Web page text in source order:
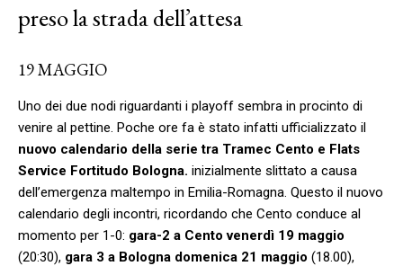
preso la strada dell’attesa
19 MAGGIO
Uno dei due nodi riguardanti i playoff sembra in procinto di
venire al pettine. Poche ore fa è stato infatti ufficializzato il
nuovo calendario della serie tra Tramec Cento e Flats
Service Fortitudo Bologna. inizialmente slittato a causa
dell’emergenza maltempo in Emilia-Romagna. Questo il nuovo
calendario degli incontri, ricordando che Cento conduce al
momento per 1-0: gara-2 a Cento venerdì 19 maggio
(20:30), gara 3 a Bologna domenica 21 maggio (18.00),